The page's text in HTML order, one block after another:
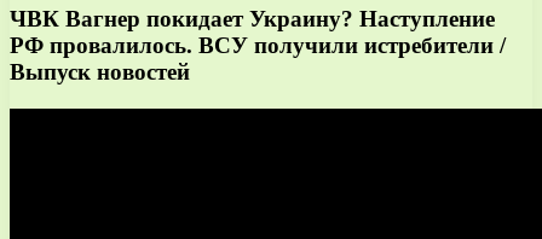
ЧВК Вагнер покидает Украину? Наступление
РФ провалилось. ВСУ получили истребители /
Выпуск новостей